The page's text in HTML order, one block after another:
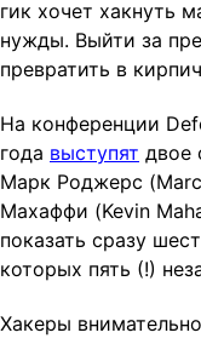
гик хочет хакнуть
нужды. Выйти за
превратить в
На конференции
года выступят двое
Марк Роджерс
Махаффи (Kevin
показать сразу
которых пять (!)
Хакеры